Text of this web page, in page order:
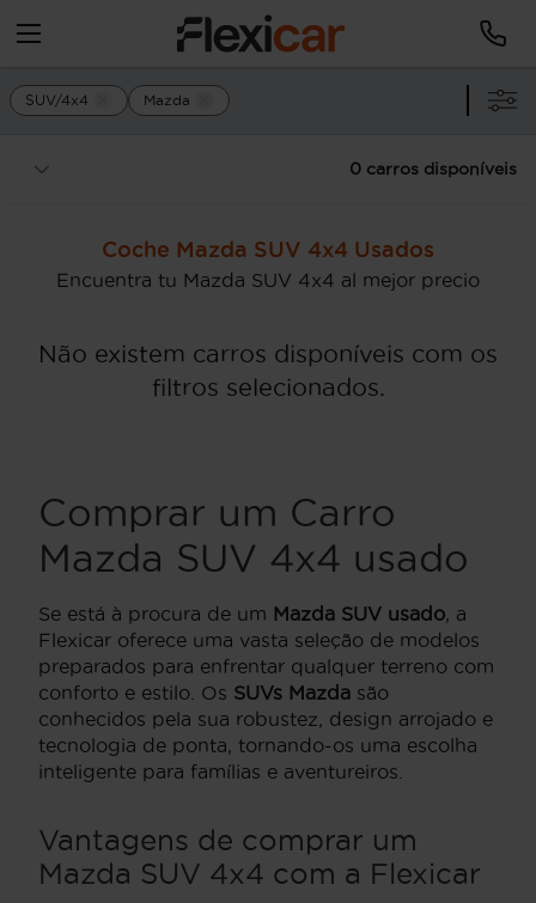
SUV/4x4 Mazda
0 carros disponíveis
Coche Mazda SUV 4x4 Usados
Encuentra tu Mazda SUV 4x4 al mejor precio
Não existem carros disponíveis com os
filtros selecionados.
Comprar um Carro
Mazda SUV 4x4 usado
Se está à procura de um Mazda SUV usado, a
Flexicar oferece uma vasta seleção de modelos
preparados para enfrentar qualquer terreno com
conforto e estilo. Os SUVs Mazda são
conhecidos pela sua robustez, design arrojado e
tecnologia de ponta, tornando-os uma escolha
inteligente para famílias e aventureiros.
Vantagens de comprar um
Mazda SUV 4x4 com a Flexicar